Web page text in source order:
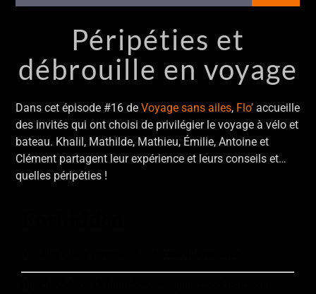
Jack and the Weatherman
Allo La Planète
Péripéties et
débrouille en voyage
Dans cet épisode #16 deVoyage sans ailes, Flo’ accueille
des invités qui ont choisi de privilégier le voyage à vélo et
bateau. Khalil, Mathilde, Mathieu, Émilie, Antoine et
Clément partagent leur expérience et leurs conseils et…
quelles péripéties !